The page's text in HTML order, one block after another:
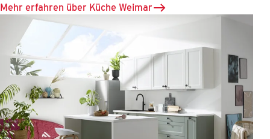
Mehr erfahren über Küche Weimar